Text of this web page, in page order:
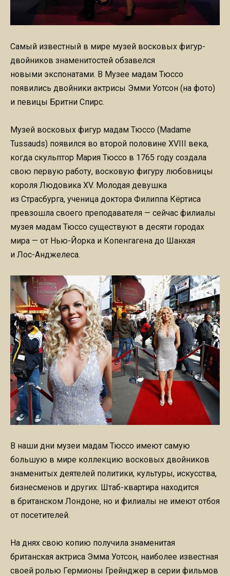
Самый известный в мире музей восковых фигур-
двойников знаменитостей обзавелся
новыми экспонатами. В Музее мадам Тюссо
появились двойники актрисы Эмми Уотсон (на фото)
и певицы Бритни Спирс.
Музей восковых фигур мадам Тюссо (Madame
Tussauds) появился во второй половине XVIII века,
когда скульптор Мария Тюссо в 1765 году создала
свою первую работу, восковую фигуру любовницы
короля Людовика XV. Молодая девушка
из Страсбурга, ученица доктора Филиппа Кёртиса
превзошла своего преподавателя — сейчас филиалы
музея мадам Тюссо существуют в десяти городах
мира — от Нью-Йорка и Копенгагена до Шанхая
и Лос-Анджелеса.
В наши дни музеи мадам Тюссо имеют самую
большую в мире коллекцию восковых двойников
знаменитых деятелей политики, культуры, искусства,
бизнесменов и других. Штаб-квартира находится
в британском Лондоне, но и филиалы не имеют отбоя
от посетителей.
На днях свою копию получила знаменитая
британская актриса Эмма Уотсон, наиболее известная
своей ролью Гермионы Грейнджер в серии фильмов